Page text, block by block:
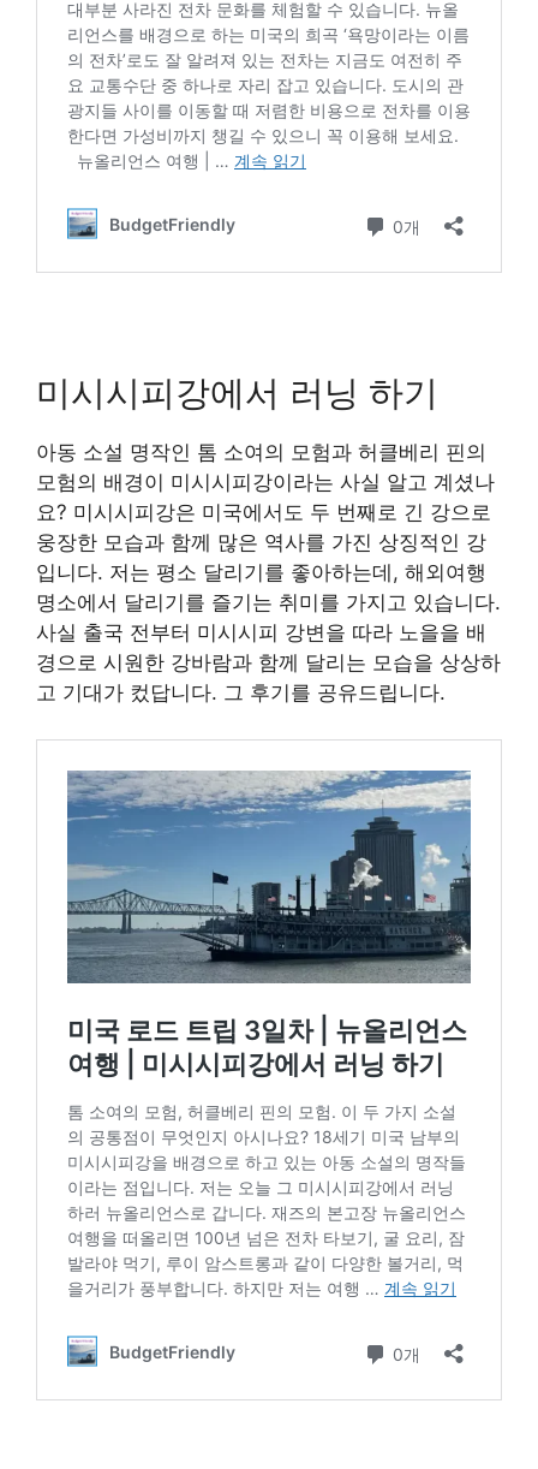
미시시피강에서 러닝 하기
아동 소설 명작인 톰 소여의 모험과 허클베리 핀의
모험의 배경이 미시시피강이라는 사실 알고 계셨나
요? 미시시피강은 미국에서도 두 번째로 긴 강으로
웅장한 모습과 함께 많은 역사를 가진 상징적인 강
입니다. 저는 평소 달리기를 좋아하는데, 해외여행
명소에서 달리기를 즐기는 취미를 가지고 있습니다.
사실 출국 전부터 미시시피 강변을 따라 노을을 배
경으로 시원한 강바람과 함께 달리는 모습을 상상하
고 기대가 컸답니다. 그 후기를 공유드립니다.